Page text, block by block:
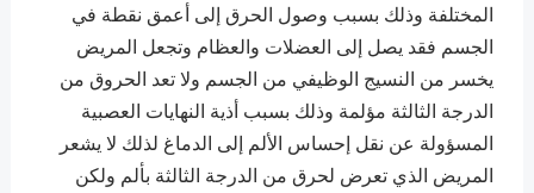
المختلفة وذلك بسبب وصول الحرق إلى أعمق نقطة في
الجسم فقد يصل إلى العضلات والعظام وتجعل المريض
يخسر من النسيج الوظيفي من الجسم ولا تعد الحروق من
الدرجة الثالثة مؤلمة وذلك بسبب أذية النهايات العصبية
المسؤولة عن نقل إحساس الألم إلى الدماغ لذلك لا يشعر
المريض الذي تعرض لحرق من الدرجة الثالثة بألم ولكن